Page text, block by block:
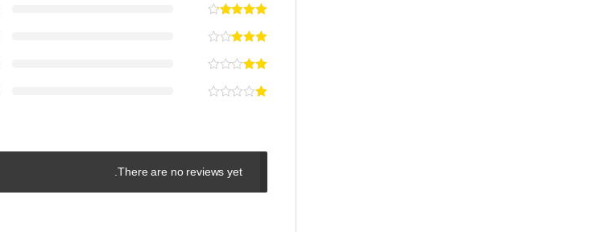
There are no reviews yet.